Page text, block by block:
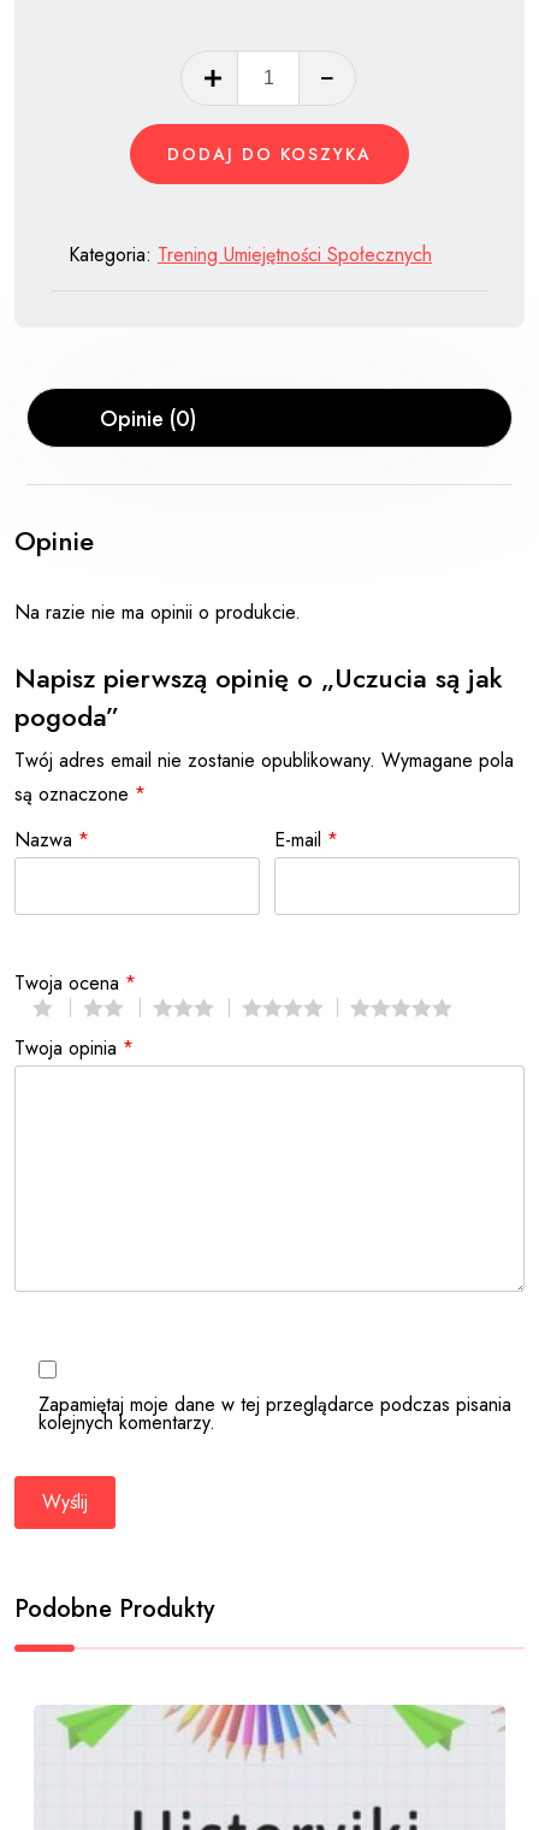
Uczucia
są
jak
DODAJ DO KOSZYKA
Kategoria: Trening Umiejętności Społecznych
Opinie (0)
Opinie
Na razie nie ma opinii o produkcie.
Napisz pierwszą opinię o „Uczucia są jak
pogoda”
Twój adres email nie zostanie opublikowany. Wymagane pola
są oznaczone *
Nazwa * E-mail *
Twoja ocena *
Twoja opinia *
Zapamiętaj moje dane w tej przeglądarce podczas pisania
kolejnych komentarzy.
Podobne Produkty